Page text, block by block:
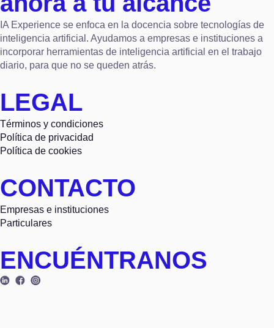
IA Experience se enfoca en la docencia sobre tecnologías de
inteligencia artificial. Ayudamos a empresas e instituciones a
incorporar herramientas de inteligencia artificial en el trabajo
diario, para que no se queden atrás.
LEGAL
Términos y condiciones
Política de privacidad
Política de cookies
CONTACTO
Empresas e instituciones
Particulares
ENCUÉNTRANOS